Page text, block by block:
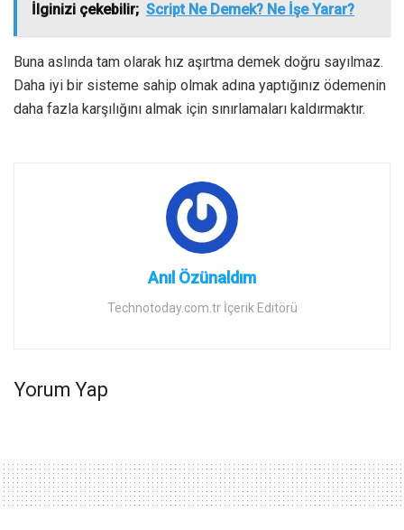
İlginizi çekebilir; Script Ne Demek? Ne İşe Yarar?
Buna aslında tam olarak hız aşırtma demek doğru sayılmaz.
Daha iyi bir sisteme sahip olmak adına yaptığınız ödemenin
daha fazla karşılığını almak için sınırlamaları kaldırmaktır.
Anıl Özünaldım
Technotoday.com.tr İçerik Editörü
Yorum Yap